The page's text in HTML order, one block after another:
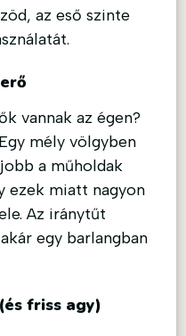
az eső szinte
vannak az égen?
mély völgyben
a műholdak
ezek miatt nagyon
Az iránytűt
egy barlangban
friss agy)